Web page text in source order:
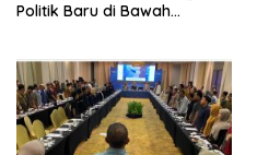
Politik Baru di Bawah